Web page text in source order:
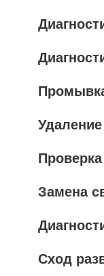
Замена
Сход